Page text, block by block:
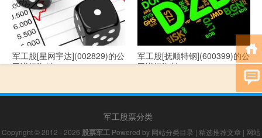
军工股[星网宇达](002829)的公
司详细资料
军工股[抚顺特钢](600399)的公
司详细资料
军工股票分类
Copyright © 2012 - 2026 股票军工 Powered by 网站分类目录 | 精选推荐文章 | 网站